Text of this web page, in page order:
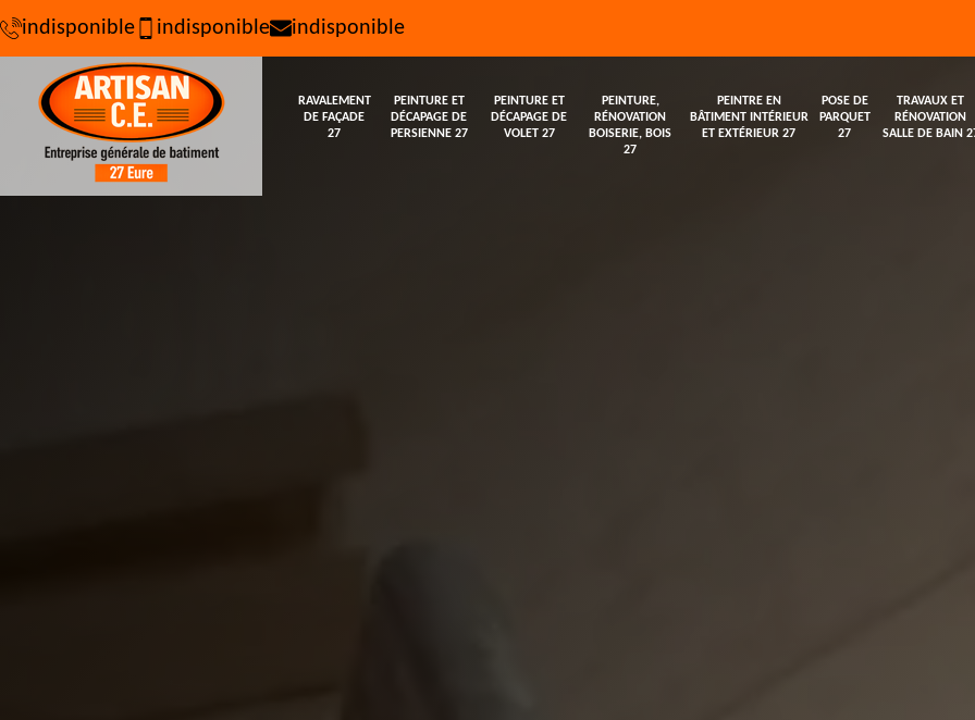
indisponible indisponible indisponible
RAVALEMENT
DE FAÇADE
27
PEINTURE ET
DÉCAPAGE DE
PERSIENNE 27
PEINTURE ET
DÉCAPAGE DE
VOLET 27
PEINTURE,
RÉNOVATION
BOISERIE, BOIS
27
PEINTRE EN
BÂTIMENT INTÉRIEUR
ET EXTÉRIEUR 27
POSE DE
PARQUET
27
TRAVAUX ET
RÉNOVATION
SALLE DE BAIN